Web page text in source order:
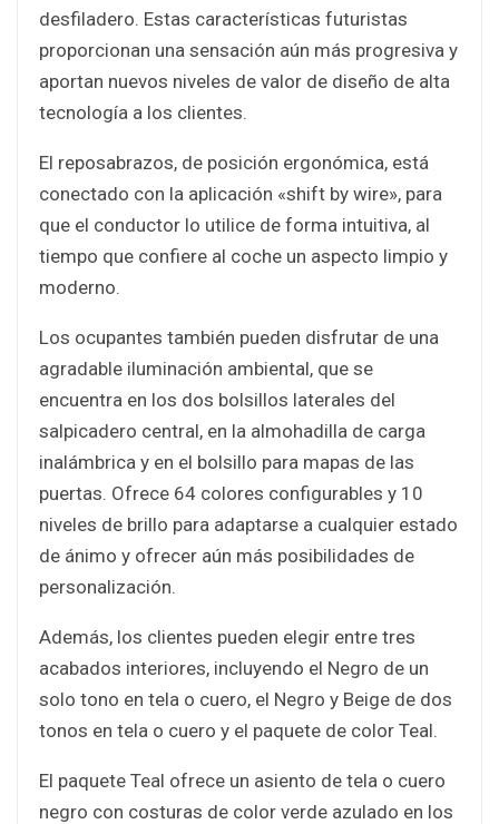
desfiladero. Estas características futuristas
proporcionan una sensación aún más progresiva y
aportan nuevos niveles de valor de diseño de alta
tecnología a los clientes.
El reposabrazos, de posición ergonómica, está
conectado con la aplicación «shift by wire», para
que el conductor lo utilice de forma intuitiva, al
tiempo que confiere al coche un aspecto limpio y
moderno.
Los ocupantes también pueden disfrutar de una
agradable iluminación ambiental, que se
encuentra en los dos bolsillos laterales del
salpicadero central, en la almohadilla de carga
inalámbrica y en el bolsillo para mapas de las
puertas. Ofrece 64 colores configurables y 10
niveles de brillo para adaptarse a cualquier estado
de ánimo y ofrecer aún más posibilidades de
personalización.
Además, los clientes pueden elegir entre tres
acabados interiores, incluyendo el Negro de un
solo tono en tela o cuero, el Negro y Beige de dos
tonos en tela o cuero y el paquete de color Teal.
El paquete Teal ofrece un asiento de tela o cuero
negro con costuras de color verde azulado en los